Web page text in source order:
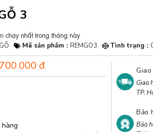
3
chạy nhất trong tháng này
Mã sản phẩm : REMGO3 Tình trạng :
700.000 đ
hàng
Giao
TP.
Bảo
Bảo